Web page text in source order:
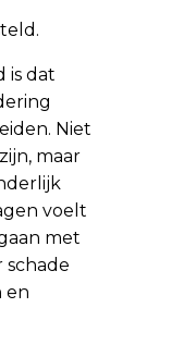
is dat
Niet
maar
voelt
met
schade
en